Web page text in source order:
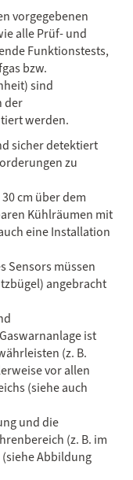
vorgegebenen
alle Prüf- und
Funktionstests,
bzw.
sind
der
werden.
sicher detektiert
zu
cm über dem
Kühlräumen mit
eine Installation
Sensors müssen
angebracht
ist
(z. B.
vor allen
(siehe auch
und die
(z. B. im
Abbildung